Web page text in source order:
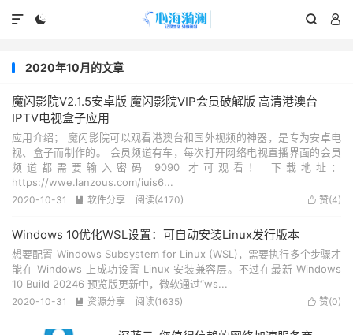
  

2020年10月的文章
魔闪影院V2.1.5安卓版 魔闪影院VIP会员破解版 高清港澳台
IPTV电视盒子应用
应用介绍； 魔闪影院可以观看港澳台和国外视频的神器，是专为安卓电
视、盒子而制作的。 会员频道有车，每次打开网络电视直播界面的会员
频道都需要输入密码 9090 才可观看！ 下载地址：
https://wwe.lanzous.com/iuis6...
 赞(4)
2020-10-31  软件分享 阅读(4170)
Windows 10优化WSL设置：可自动安装Linux发行版本
想要配置 Windows Subsystem for Linux (WSL)，需要执行多个步骤才
能在 Windows 上成功设置 Linux 安装兼容层。不过在最新 Windows
10 Build 20246 预览版更新中，微软通过“ws...
 赞(0)
2020-10-31  资源分享 阅读(1635)